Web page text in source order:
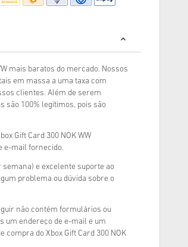
mais baratos do mercado. Nossos
em massa a uma taxa com
clientes. Além de serem
são 100% legítimos, pois são
Gift Card 300 NOK WW
e-mail fornecido.
semana) e excelente suporte ao
problema ou dúvida sobre o
não contém formulários ou
um endereço de e-mail e um
compra do Xbox Gift Card 300 NOK